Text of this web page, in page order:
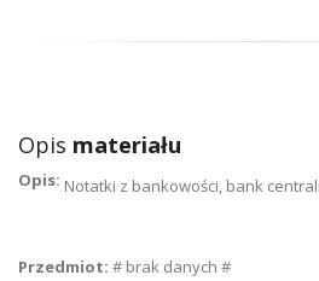
Opis materiału
Opis: Notatki z bankowości, bank
Przedmiot: # brak danych #